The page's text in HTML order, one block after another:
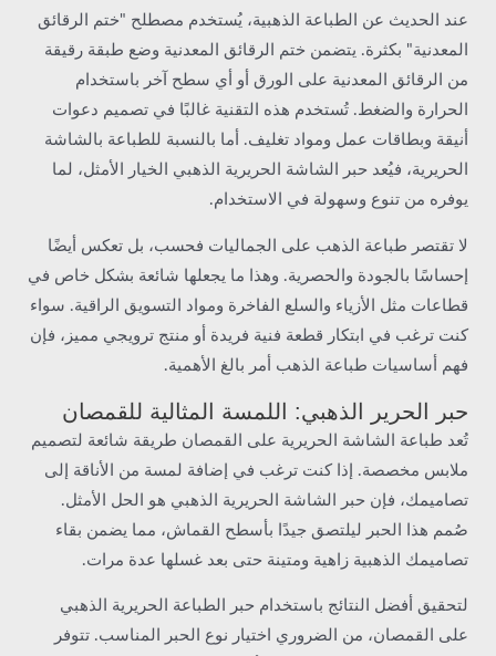
عند الحديث عن الطباعة الذهبية، يُستخدم مصطلح "ختم الرقائق
المعدنية" بكثرة. يتضمن ختم الرقائق المعدنية وضع طبقة رقيقة
من الرقائق المعدنية على الورق أو أي سطح آخر باستخدام
الحرارة والضغط. تُستخدم هذه التقنية غالبًا في تصميم دعوات
أنيقة وبطاقات عمل ومواد تغليف. أما بالنسبة للطباعة بالشاشة
الحريرية، فيُعد حبر الشاشة الحريرية الذهبي الخيار الأمثل، لما
يوفره من تنوع وسهولة في الاستخدام.
لا تقتصر طباعة الذهب على الجماليات فحسب، بل تعكس أيضًا
إحساسًا بالجودة والحصرية. وهذا ما يجعلها شائعة بشكل خاص في
قطاعات مثل الأزياء والسلع الفاخرة ومواد التسويق الراقية. سواء
كنت ترغب في ابتكار قطعة فنية فريدة أو منتج ترويجي مميز، فإن
فهم أساسيات طباعة الذهب أمر بالغ الأهمية.
حبر الحرير الذهبي: اللمسة المثالية للقمصان
تُعد طباعة الشاشة الحريرية على القمصان طريقة شائعة لتصميم
ملابس مخصصة. إذا كنت ترغب في إضافة لمسة من الأناقة إلى
تصاميمك، فإن حبر الشاشة الحريرية الذهبي هو الحل الأمثل.
صُمم هذا الحبر ليلتصق جيدًا بأسطح القماش، مما يضمن بقاء
تصاميمك الذهبية زاهية ومتينة حتى بعد غسلها عدة مرات.
لتحقيق أفضل النتائج باستخدام حبر الطباعة الحريرية الذهبي
على القمصان، من الضروري اختيار نوع الحبر المناسب. تتوفر